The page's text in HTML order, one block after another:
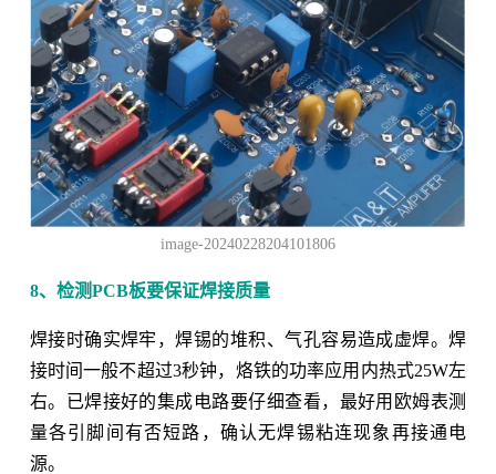
image-20240228204101806
8、检测PCB板要保证焊接质量
焊接时确实焊牢，焊锡的堆积、气孔容易造成虚焊。焊
接时间一般不超过3秒钟，烙铁的功率应用内热式25W左
右。已焊接好的集成电路要仔细查看，最好用欧姆表测
量各引脚间有否短路，确认无焊锡粘连现象再接通电
源。